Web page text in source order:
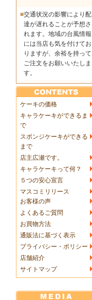
■交通状況の影響により配
達が遅れることが予想さ
れます。地域の台風情報
には当店も気を付けてお
りますが、余裕を持って
ご注文をお願いいたしま
す。
ケーキの価格
キャラケーキができるま
で
スポンジケーキができる
まで
店主広瀬です。
キャラケーキって何？
５つの安心宣言
マスコミリリース
お客様の声
よくあるご質問
お買物方法
通販法に基づく表示
プライバシー・ポリシー
店舗紹介
サイトマップ